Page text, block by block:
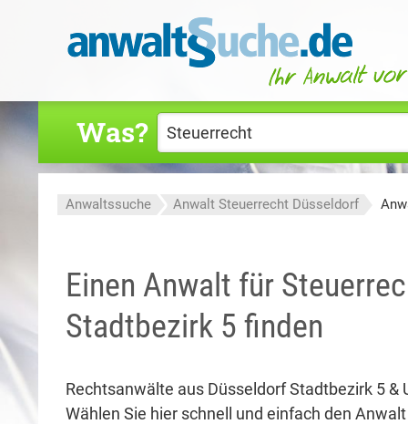
Was?
Anwaltssuche Anwalt Steuerrecht Düsseldorf
Einen Anwalt für
Stadtbezirk 5 finden
Rechtsanwälte aus Düsseldorf Stadtbezirk 5 &
Wählen Sie hier schnell und einfach den